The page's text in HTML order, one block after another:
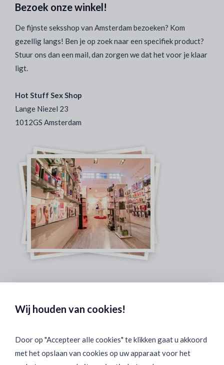
Bezoek onze winkel!
De fijnste seksshop van Amsterdam bezoeken? Kom
gezellig langs! Ben je op zoek naar een specifiek product?
Stuur ons dan een mail, dan zorgen we dat het voor je klaar
ligt.
Hot Stuff Sex Shop
Lange Niezel 23
1012GS Amsterdam
Wij houden van cookies!
Door op "Accepteer alle cookies" te klikken gaat u akkoord
met het opslaan van cookies op uw apparaat voor het